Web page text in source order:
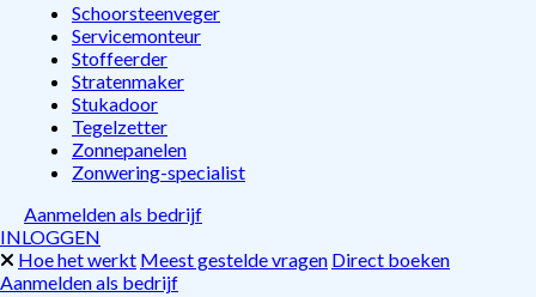
Schoorsteenveger
Servicemonteur
Stoffeerder
Stratenmaker
Stukadoor
Tegelzetter
Zonnepanelen
Zonwering-specialist
Aanmelden als bedrijf
INLOGGEN
Hoe het werkt Meest gestelde vragen Direct boeken
Aanmelden als bedrijf